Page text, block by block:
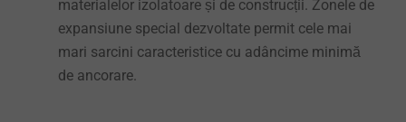
materialelor izolatoare și de construcții. Zonele de
expansiune special dezvoltate permit cele mai
mari sarcini caracteristice cu adâncime minimă
de ancorare.